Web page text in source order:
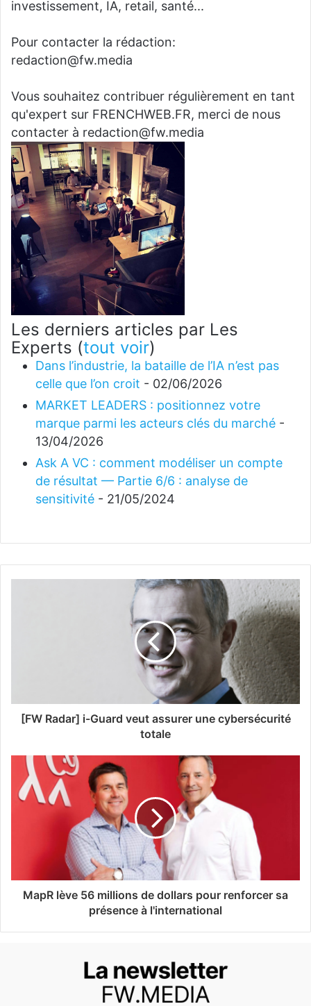
investissement, IA, retail, santé...
Pour contacter la rédaction:
redaction@fw.media
Vous souhaitez contribuer régulièrement en tant
qu'expert sur FRENCHWEB.FR, merci de nous
contacter à redaction@fw.media
Les derniers articles par Les
Experts (tout voir)
Dans l’industrie, la bataille de l’IA n’est pas
celle que l’on croit - 02/06/2026
MARKET LEADERS : positionnez votre
marque parmi les acteurs clés du marché -
13/04/2026
Ask A VC : comment modéliser un compte
de résultat — Partie 6/6 : analyse de
sensitivité - 21/05/2024
[FW Radar] i-Guard veut assurer une cybersécurité
totale
MapR lève 56 millions de dollars pour renforcer sa
présence à l'international